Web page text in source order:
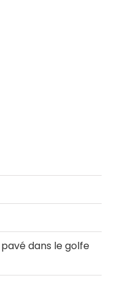
dans le golfe